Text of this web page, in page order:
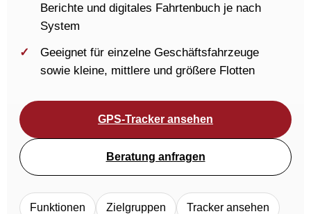
Berichte und digitales Fahrtenbuch je nach
System
Geeignet für einzelne Geschäftsfahrzeuge
sowie kleine, mittlere und größere Flotten
GPS-Tracker ansehen
Beratung anfragen
Funktionen Zielgruppen Tracker ansehen